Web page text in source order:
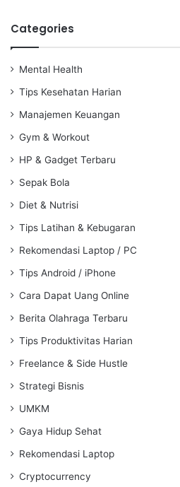
Categories
Mental Health
Tips Kesehatan Harian
Manajemen Keuangan
Gym & Workout
HP & Gadget Terbaru
Sepak Bola
Diet & Nutrisi
Tips Latihan & Kebugaran
Rekomendasi Laptop / PC
Tips Android / iPhone
Cara Dapat Uang Online
Berita Olahraga Terbaru
Tips Produktivitas Harian
Freelance & Side Hustle
Strategi Bisnis
UMKM
Gaya Hidup Sehat
Rekomendasi Laptop
Cryptocurrency